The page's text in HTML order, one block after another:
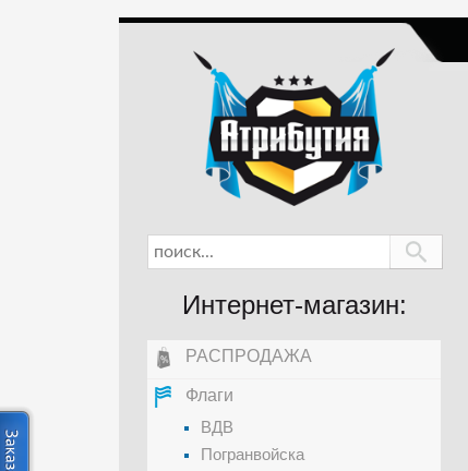
Интернет-магазин:
РАСПРОДАЖА
Флаги
ВДВ
Погранвойска